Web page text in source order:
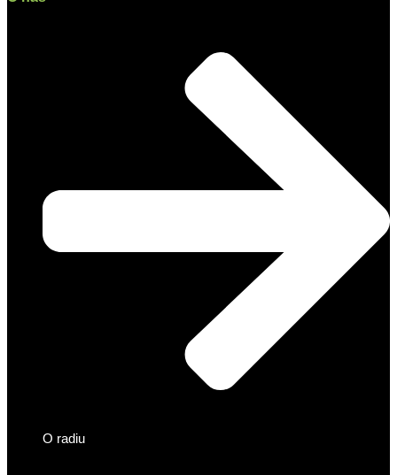
O radiu